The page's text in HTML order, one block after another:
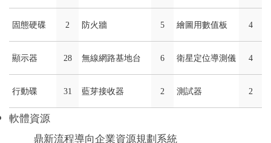
固態硬碟 2 防火牆 5 繪圖用數值板 4
顯示器 28 無線網路基地台 6 衛星定位導測儀 4
行動碟 31 藍芽接收器 2 測試器 2
軟體資源
鼎新流程導向企業資源規劃系統